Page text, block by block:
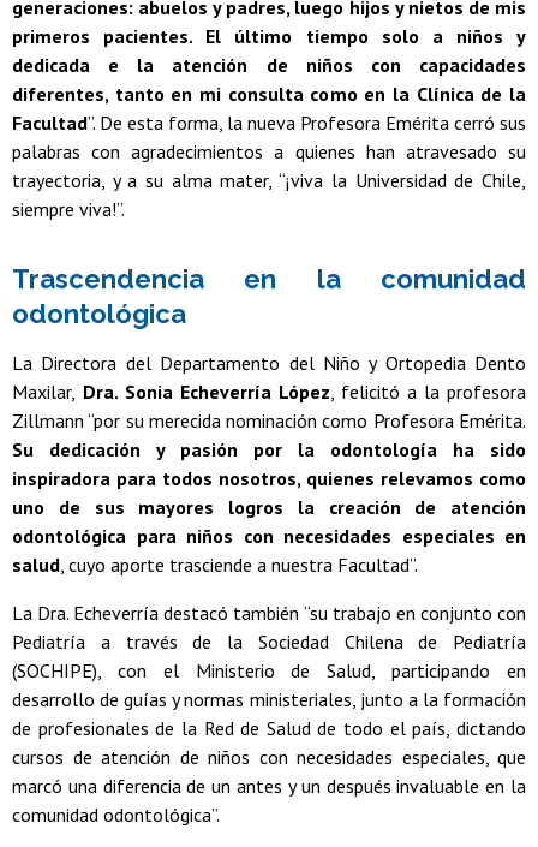
generaciones: abuelos y padres, luego hijos y nietos de mis
primeros pacientes. El último tiempo solo a niños y
dedicada e la atención de niños con capacidades
diferentes, tanto en mi consulta como en la Clínica de la
Facultad”. De esta forma, la nueva Profesora Emérita cerró sus
palabras con agradecimientos a quienes han atravesado su
trayectoria, y a su alma mater, “¡viva la Universidad de Chile,
siempre viva!”.
Trascendencia en la comunidad
odontológica
La Directora del Departamento del Niño y Ortopedia Dento
Maxilar, Dra. Sonia Echeverría López, felicitó a la profesora
Zillmann “por su merecida nominación como Profesora Emérita.
Su dedicación y pasión por la odontología ha sido
inspiradora para todos nosotros, quienes relevamos como
uno de sus mayores logros la creación de atención
odontológica para niños con necesidades especiales en
salud, cuyo aporte trasciende a nuestra Facultad”.
La Dra. Echeverría destacó también “su trabajo en conjunto con
Pediatría a través de la Sociedad Chilena de Pediatría
(SOCHIPE), con el Ministerio de Salud, participando en
desarrollo de guías y normas ministeriales, junto a la formación
de profesionales de la Red de Salud de todo el país, dictando
cursos de atención de niños con necesidades especiales, que
marcó una diferencia de un antes y un después invaluable en la
comunidad odontológica”.